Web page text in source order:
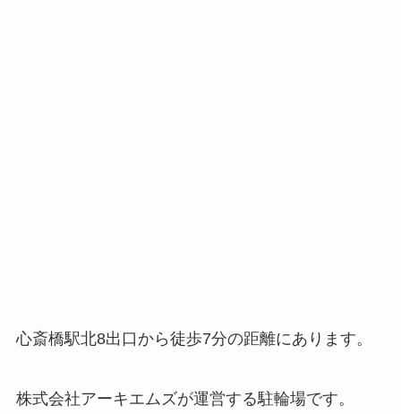
心斎橋駅北8出口から徒歩7分の距離にあります。
株式会社アーキエムズが運営する駐輪場です。